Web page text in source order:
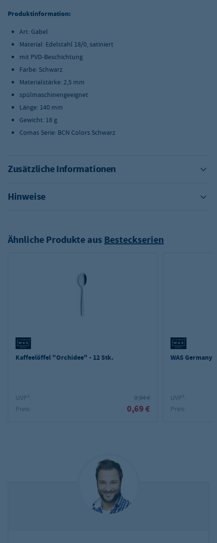
Produktinformation:
Art: Gabel
Material: Edelstahl 18/0, satiniert
mit PVD-Beschichtung
Farbe: Schwarz
Materialstärke: 2,5 mm
spülmaschinengeeignet
Länge: 140 mm
Gewicht: 18 g
Comas Serie: BCN Colors Schwarz
Zusätzliche Informationen
Hinweise
Ähnliche Produkte aus Besteckserien
Kaffeelöffel "Orchidee" - 12 Stk.
UVP²:
0,94 €
Preis:
0,69 €
WAS
UVP²:
Preis: